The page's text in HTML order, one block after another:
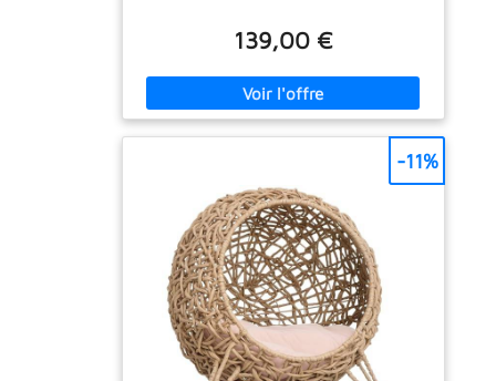
cm - Profondeur : environ 58 cm - Hauteur :
environ 31 cm - Surface de couchage :
bas pour une meilleure ventilation rotin non
traité
139,00 €
-11%